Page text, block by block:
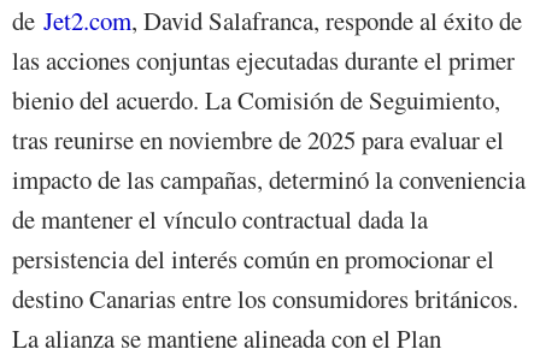
de Jet2.com, David Salafranca, responde al éxito de
las acciones conjuntas ejecutadas durante el primer
bienio del acuerdo. La Comisión de Seguimiento,
tras reunirse en noviembre de 2025 para evaluar el
impacto de las campañas, determinó la conveniencia
de mantener el vínculo contractual dada la
persistencia del interés común en promocionar el
destino Canarias entre los consumidores británicos.
La alianza se mantiene alineada con el Plan